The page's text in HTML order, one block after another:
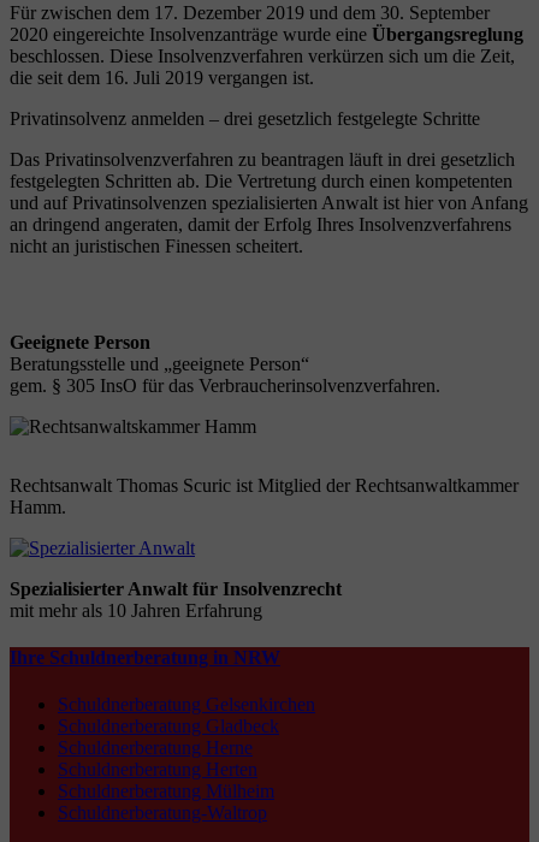
Für zwischen dem 17. Dezember 2019 und dem 30. September
2020 eingereichte Insolvenzanträge wurde eine Übergangsreglung
beschlossen. Diese Insolvenzverfahren verkürzen sich um die Zeit,
die seit dem 16. Juli 2019 vergangen ist.
Privatinsolvenz anmelden – drei gesetzlich festgelegte Schritte
Das Privatinsolvenzverfahren zu beantragen läuft in drei gesetzlich
festgelegten Schritten ab. Die Vertretung durch einen kompetenten
und auf Privatinsolvenzen spezialisierten Anwalt ist hier von Anfang
an dringend angeraten, damit der Erfolg Ihres Insolvenzverfahrens
nicht an juristischen Finessen scheitert.
Geeignete Person
Beratungsstelle und „geeignete Person“
gem. § 305 InsO für das Verbraucherinsolvenzverfahren.
Rechtsanwalt Thomas Scuric ist Mitglied der Rechtsanwaltkammer
Hamm.
Spezialisierter Anwalt für Insolvenzrecht
mit mehr als 10 Jahren Erfahrung
Ihre Schuldnerberatung in NRW
Schuldnerberatung Gelsenkirchen
Schuldnerberatung Gladbeck
Schuldnerberatung Herne
Schuldnerberatung Herten
Schuldnerberatung Mülheim
Schuldnerberatung-Waltrop